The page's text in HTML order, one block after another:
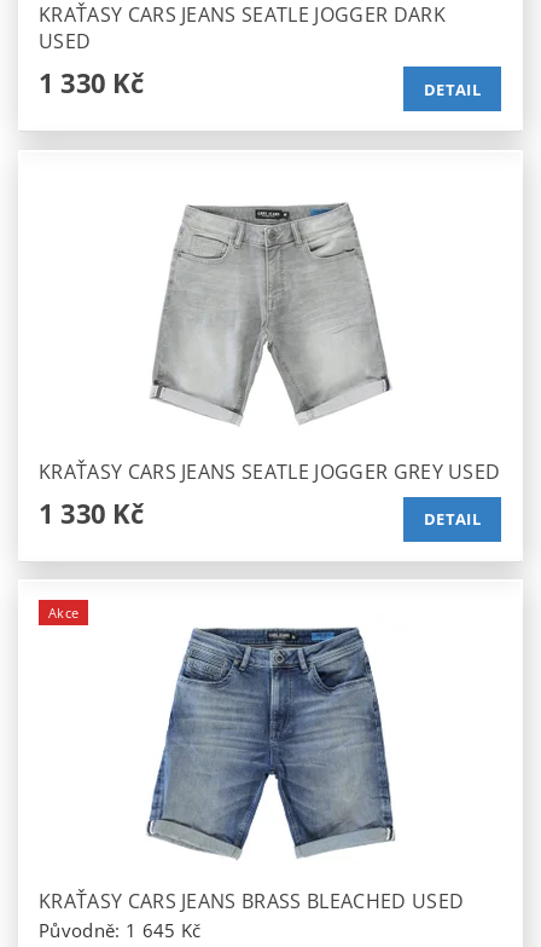
KRAŤASY CARS JEANS SEATLE JOGGER DARK
USED
1 330 Kč DETAIL
KRAŤASY CARS JEANS SEATLE JOGGER GREY USED
1 330 Kč DETAIL
Akce
KRAŤASY CARS JEANS BRASS BLEACHED USED
Původně: 1 645 Kč